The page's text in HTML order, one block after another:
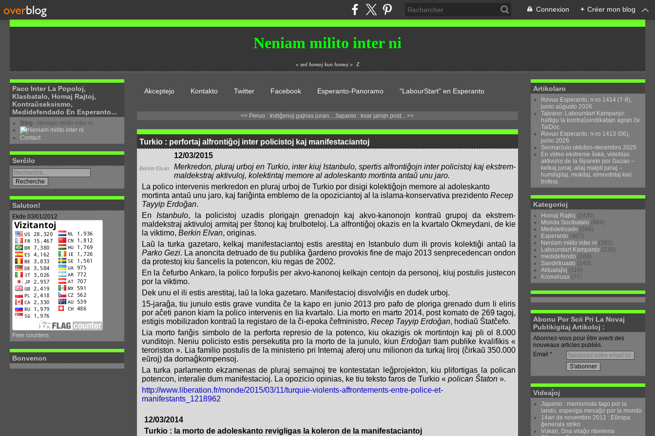
Connexion + Créer mon blog
Neniam milito inter ni
« sed homoj kun homoj » Z
Paco Inter La Popoloj,
Klasbatalo, Homaj Rajtoj,
Kontraŭseksismo,
Medidefendado En Esperanto...
Blog : Neniam milito inter ni
Contact
Serĉilo
Saluton!
Ekde 03/01/2012
Free counters
Bonvenon
Akceptejo Kontakto Twitter Facebook Esperanto-Panoramo "LabourStart" en Esperanto
<< Peruo : Indiĝenoj gajnas juran... Japanio : kvar jarojn post... >>
Turkio : perfortaj alfrontiĝoj inter policistoj kaj manifestaciantoj
Berkin Elvan
12/03/2015
Merkredon, pluraj urboj en Turkio, inter kiuj Istanbulo, spertis alfrontiĝojn inter policistoj kaj ekstrem-
maldekstraj aktivuloj, kolektintaj memore al adoleskanto mortinta antaŭ unu jaro.
La polico intervenis merkredon en pluraj urboj de Turkio por disigi kolektiĝojn memore al adoleskanto
mortinta antaŭ unu jaro, kaj fariĝinta emblemo de la opoziciantoj al la islama-konservativa prezidento Recep
Tayyip Erdoğan.
En Istanbulo, la policistoj uzadis plorigajn grenadojn kaj akvo-kanonojn kontraŭ grupoj da ekstrem-
maldekstraj aktivuloj armitaj per ŝtonoj kaj brulboteloj. La alfrontiĝoj okazis en la kvartaloOkmeydani, de kie
la viktimo, Berkin Elvan, originas.
Laŭ la turka gazetaro, kelkaj manifestaciantoj estis arestitaj en Istanbulo dum ili provis kolektiĝi antaŭ la
Parko Gezi. La anoncita detruado de tiu publika ĝardeno provokis fine de majo 2013 senprecedencan ondon
da protestoj kiu ŝancelis la potencon, kiu regas de 2002.
En la ĉefurbo Ankaro, la polico forpuŝis per akvo-kanonoj kelkajn centojn da personoj, kiuj postulis justecon
por la viktimo.
Dek unu el ili estis arestitaj, laŭ la loka gazetaro. Manifestacioj disvolviĝis en dudek urboj.
15-jaraĝa, tiu junulo estis grave vundita ĉe la kapo en junio 2013 pro pafo de ploriga grenado dum li eliris
por aĉeti panon kiam la polico intervenis en lia kvartalo. Lia morto en marto 2014, post komato de 269 tagoj,
estigis mobilizadon kontraŭ la registaro de la ĉi-epoka ĉefministro, Recep Tayyip Erdoğan, hodiaŭ Ŝtatĉefo.
Lia morto fariĝis simbolo de la perforta represio de la potenco, kiu okazigis ok mortintojn kaj pli ol 8.000
vunditojn. Neniu policisto estis persekutita pro la morto de la junulo, kiunErdoğan tiam publike kvalifikis «
teroriston ». Lia familio postulis de la ministerio pri Internaj aferoj unu milionon da turkaj liroj (ĉirkaŭ 350.000
eŭroj) da domaĝkompensoj.
La turka parlamento ekzamenas de pluraj semajnoj tre kontestatan leĝprojekton, kiu plifortigas la polican
potencon, interalie dum manifestacioj. La opozicio opinias, ke tiu teksto faros de Turkio « polican Ŝtaton».
http://www.liberation.fr/monde/2015/03/11/turquie-violents-affrontements-entre-police-et-
manifestants_1218962
12/03/2014
Turkio : la morto de adoleskanto revigligas la koleron de la manifestaciantoj
Artikolaro
Revuo Esperanto, n-ro 1414 (7-8),
junio aŭgusto 2026
Tajvano: Labourstart Kampanjo:
haltigu la kontraŭsindikatajn agojn ĉe
TaiDoc
Revuo Esperanto, n-ro 1413 (06),
junio 2026
Sennaciulo oktobro-decembro 2025
En video ekstreme ŝoka, videblas
aktivuloj de la ŝipareto por Gazao –
kelkaj junaj, aliaj malpli junaj –
humiligitaj, mokitaj, elmontritaj kiel
trofeoj.
Kategorioj
Homaj Rajtoj (2430)
Monda Socibatalo (984)
Medidetruado (566)
Esperanto (467)
Neniam milito inter ni (363)
Labourstart Kampanjo (238)
medidefendo (168)
Sandetruado (143)
Aktualaĵoj (114)
Kronviruso (77)
Abonu Por Scii Pri La Novaj
Publikigitaj Artikoloj :
Abonnez-vous pour être averti des
nouveaux articles publiés.
Email
Videaĵoj
Japanio : memorinda tago por la
lando, esperiga mesaĝo por la mondo
14an de novembro 2012 : Eŭropa
ĝenerala striko
Vukan, ĉina vilaĝo ribelema